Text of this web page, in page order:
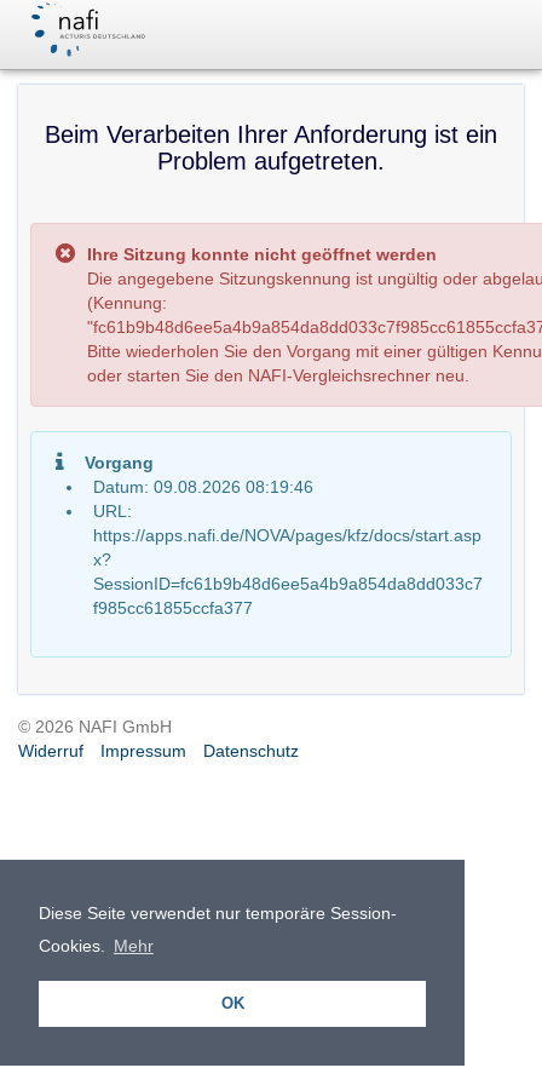
Diese Seite verwendet nur temporäre Session-
Cookies.
Mehr
OK
Beim Verarbeiten Ihrer Anforderung ist ein
Problem aufgetreten.
Ihre Sitzung konnte nicht geöffnet werden
Die angegebene Sitzungskennung ist ungültig oder
(Kennung:
Bitte wiederholen Sie den Vorgang mit einer gültigen
oder starten Sie den NAFI-Vergleichsrechner neu.
Vorgang
Datum: 09.08.2026 08:19:46
URL:
https://apps.nafi.de/NOVA/pages/kfz/docs/start.asp
x?
SessionID=fc61b9b48d6ee5a4b9a854da8dd033c7
f985cc61855ccfa377
© 2026 NAFI GmbH
Widerruf
Impressum Datenschutz